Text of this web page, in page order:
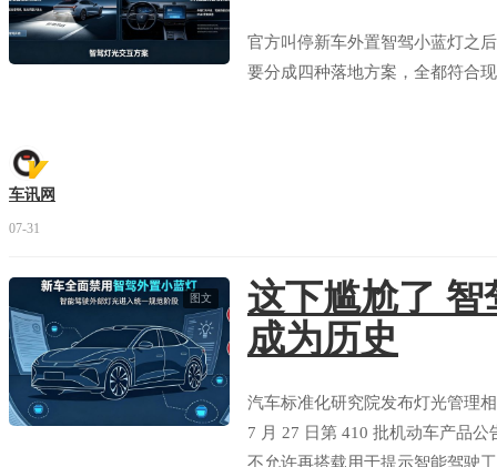
官方叫停新车外置智驾小蓝灯之
要分成四种落地方案，全都符合
车讯网
07-31
图文
这下尴尬了 智
成为历史
汽车标准化研究院发布灯光管理
7 月 27 日第 410 批机动车产品
不允许再搭载用于提示智能驾驶